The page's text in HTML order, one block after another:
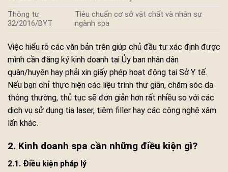
Thông tư
32/2016/BYT
Tiêu chuẩn cơ sở vật chất và nhân sự
ngành spa
Việc hiểu rõ các văn bản trên giúp chủ đầu tư xác định được
mình cần đăng ký kinh doanh tại Ủy ban nhân dân
quận/huyện hay phải xin giấy phép hoạt động tại Sở Y tế.
Nếu bạn chỉ thực hiện các liệu trình thư giãn, chăm sóc da
thông thường, thủ tục sẽ đơn giản hơn rất nhiều so với các
dịch vụ sử dụng tia laser, tiêm filler hay các công nghệ xâm
lấn khác.
2. Kinh doanh spa cần những điều kiện gì?
2.1. Điều kiện pháp lý